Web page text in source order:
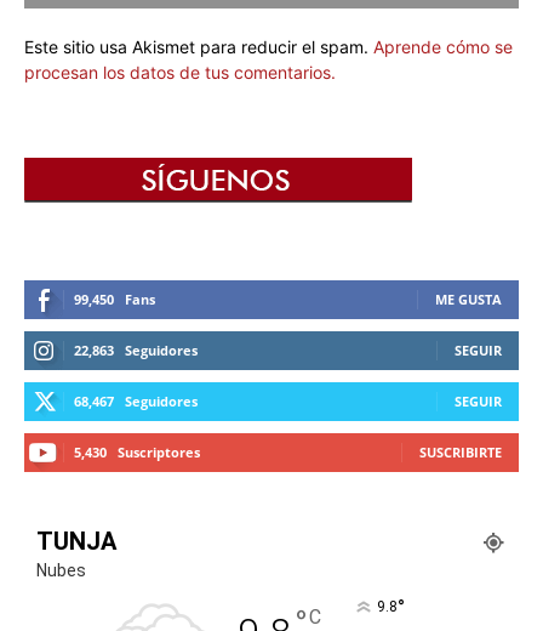
Este sitio usa Akismet para reducir el spam. Aprende cómo se
procesan los datos de tus comentarios.
99,450 Fans ME GUSTA
22,863 Seguidores SEGUIR
68,467 Seguidores SEGUIR
5,430 Suscriptores SUSCRIBIRTE
TUNJA
Nubes
C 9.8°